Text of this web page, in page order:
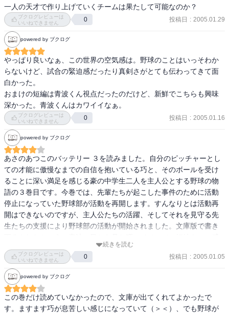
一人の天才で作り上げていくチームは果たして可能なのか？
ブクログレビューは
いいねできません
0 投稿日 : 2005.01.29
powered by ブクログ
やっぱり良いなぁ、この世界の空気感は。野球のことはいっそわか
らないけど、試合の緊迫感だったり真剣さがとても伝わってきて面
白かった。
おまけの短編は青波くん視点だったのだけど、新鮮でこちらも興味
深かった。青波くんはカワイイなぁ。
ブクログレビューは
いいねできません
0 投稿日 : 2005.01.16
powered by ブクログ
あさのあつこのバッテリー ３を読みました。自分のピッチャーとし
ての才能に傲慢なまでの自信を抱いている巧と、そのボールを受け
ることに深い満足を感じる豪の中学生二人を主人公とする野球の物
語の３巻目です。今巻では、先輩たちが起こした事件のために活動
停止になっていた野球部が活動を再開します。すんなりとは活動再
開はできないのですが、主人公たちの活躍、そしてそれを見守る先
生たちの支援により野球部の活動が開始されました。文庫版で書き
じです。
続きを読む
ブクログレビューは
いいねできません
0 投稿日 : 2005.01.05
powered by ブクログ
この巻だけ読めていなかったので、文庫が出てくれてよかったで
す。ますます巧が息苦しい感じになっていて（＞＜）、でも野球が